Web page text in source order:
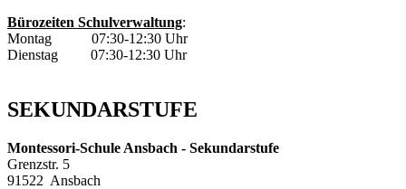
Bürozeiten Schulverwaltung:
Montag 07:30-12:30 Uhr
Dienstag 07:30-12:30 Uhr
SEKUNDARSTUFE
Montessori-Schule Ansbach - Sekundarstufe
Grenzstr. 5
91522 Ansbach